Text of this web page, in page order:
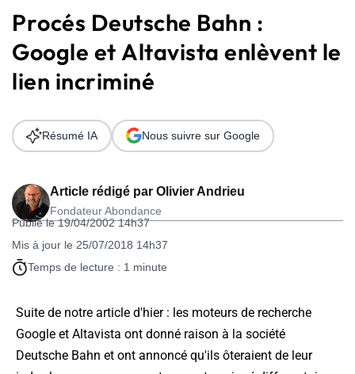
Solutions
Ressources
Audit SEO
Procés Deutsche Bahn :
Google et Altavista enlèvent le
lien incriminé
Article rédigé par Olivier Andrieu
Fondateur Abondance
Publié le 19/04/2002 14h37
Mis à jour le 25/07/2018 14h37
Temps de lecture : 1 minute
Résumé IA Nous suivre sur Google
Suite de notre article d'hier : les moteurs de recherche
Google et Altavista ont donné raison à la société
Deutsche Bahn et ont annoncé qu'ils ôteraient de leur